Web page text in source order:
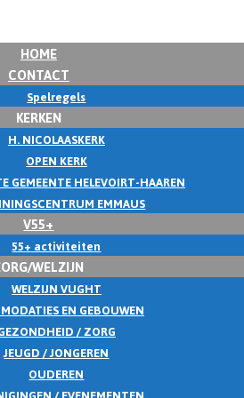
HOME
CONTACT
Spelregels
KERKEN
H. NICOLAASKERK
OPEN KERK
GEMEENTE HELEVOIRT-HAAREN
EMMAUS
V55+
55+ activiteiten
WELZIJN
WELZIJN VUGHT
EN GEBOUWEN
/ ZORG
JEUGD / JONGEREN
OUDEREN